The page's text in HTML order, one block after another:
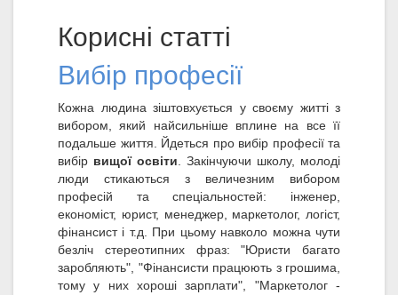
Корисні статті
Вибір професії
Кожна людина зіштовхується у своєму житті з
вибором, який найсильніше вплине на все її
подальше життя. Йдеться про вибір професії та
вибір вищої освіти . Закінчуючи школу, молоді
люди стикаються з величезним вибором
професій та спеціальностей: інженер,
економіст, юрист, менеджер, маркетолог, логіст,
фінансист і т.д. При цьому навколо можна чути
безліч стереотипних фраз: "Юристи багато
заробляють", "Фінансисти працюють з грошима,
тому у них хороші зарплати", "Маркетолог -